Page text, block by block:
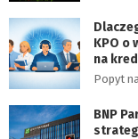
KPO o
na
Popyt
BNP